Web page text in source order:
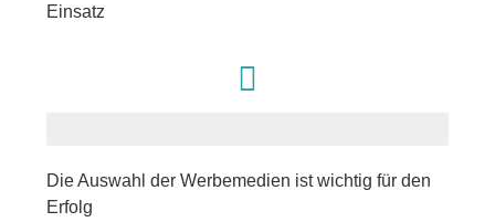
Einsatz
Die Auswahl der Werbemedien ist wichtig für den
Erfolg